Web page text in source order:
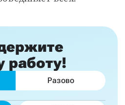
работу!
Разово